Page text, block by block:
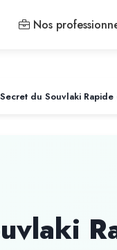
Nos
du Souvlaki